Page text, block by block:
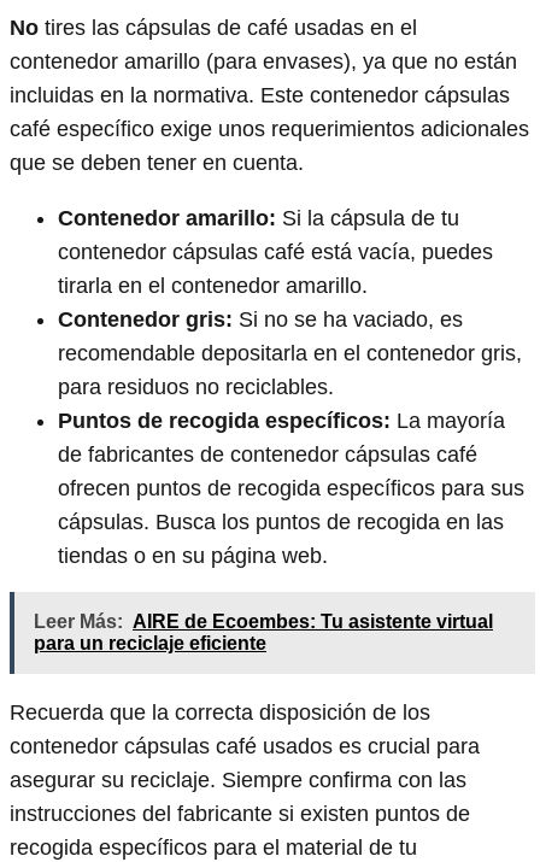
No tires las cápsulas de café usadas en el
contenedor amarillo (para envases), ya que no están
incluidas en la normativa. Este contenedor cápsulas
café específico exige unos requerimientos adicionales
que se deben tener en cuenta.
Contenedor amarillo: Si la cápsula de tu
contenedor cápsulas café está vacía, puedes
tirarla en el contenedor amarillo.
Contenedor gris: Si no se ha vaciado, es
recomendable depositarla en el contenedor gris,
para residuos no reciclables.
Puntos de recogida específicos: La mayoría
de fabricantes de contenedor cápsulas café
ofrecen puntos de recogida específicos para sus
cápsulas. Busca los puntos de recogida en las
tiendas o en su página web.
Leer Más: AIRE de Ecoembes: Tu asistente virtual
para un reciclaje eficiente
Recuerda que la correcta disposición de los
contenedor cápsulas café usados es crucial para
asegurar su reciclaje. Siempre confirma con las
instrucciones del fabricante si existen puntos de
recogida específicos para el material de tu